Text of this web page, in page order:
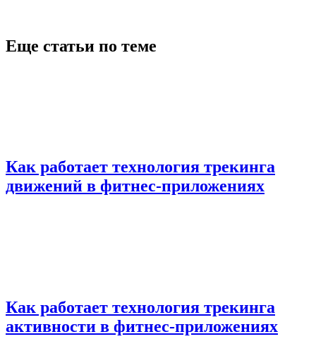
Еще статьи по теме
Как работает технология трекинга
движений в фитнес-приложениях
Как работает технология трекинга
активности в фитнес-приложениях